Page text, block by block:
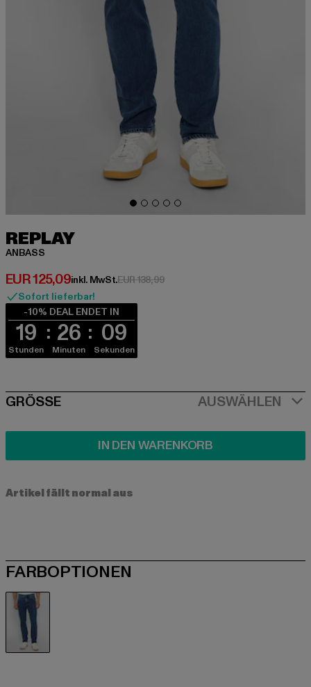
REPLAY
ANBASS
EUR 125,09
Derzeitiger Preis: EUR 125,09
inkl. MwSt.EUR 138,99Aktionspreis: EUR 138,99
Sofort lieferbar!
-10% DEAL ENDET IN
19
Stunden
26
Minuten
08
Sekunden
SIZE
GRÖSSE AUSWÄHLEN
IN DEN WARENKORB
Artikel fällt normal aus
FARBOPTIONEN